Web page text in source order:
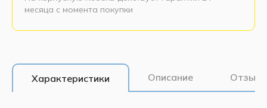
месяца с момента покупки
Характеристики Описание